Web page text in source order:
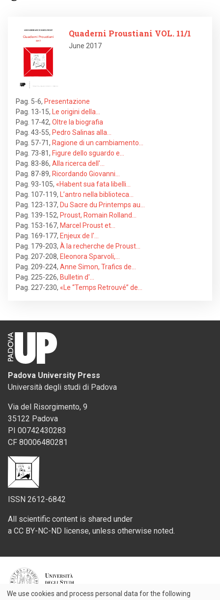
Image
Quaderni Proustiani VOL. 11/1
June 2017
Pag. 5-6, Presentazione
Pag. 13-15,
Le origini della…
Pag. 17-42, Oltre la biografia
Pag. 43-55, Pedro Salinas alla…
Pag. 57-71, Ragione di un cambiamento…
Pag. 73-81, Figure dello sguardo e…
Pag. 83-86, Alla ricerca dell'…
Pag. 87-89, Ricordando Giovanni…
Pag. 93-105, «Habent sua fata libelli…
Pag. 107-119,
L’antro nella biblioteca…
Pag. 123-137, Du Sacre du Printemps au…
Pag. 139-152, Proust, Romain Rolland…
Pag. 153-167, Marcel Proust et…
Pag. 169-177, Enjeux de l'…
Pag. 179-203, À la recherche de Proust…
Pag. 207-208, Eleonora Sparvoli,…
Pag. 209-224, Anne Simon, Trafics de…
Pag. 225-226, Bulletin d'…
Pag. 227-230, «Le “Temps Retrouvé” de…
Padova University Press
Università degli studi di Padova
Via del Risorgimento, 9
35122 Padova
PI 00742430283
CF 80006480281
ISSN 2612-6842
All scientific content is shared under
a CC BY-NC-ND license, unless otherwise noted.
We use cookies and process personal data for the following